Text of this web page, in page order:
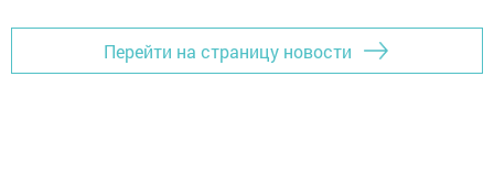
Перейти на страницу новости